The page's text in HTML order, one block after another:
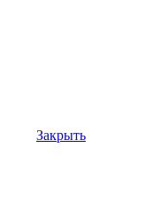
Закрыть